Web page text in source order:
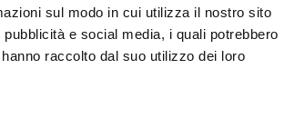
sul modo in cui utilizza il nostro sito
e social media, i quali potrebbero
raccolto dal suo utilizzo dei loro